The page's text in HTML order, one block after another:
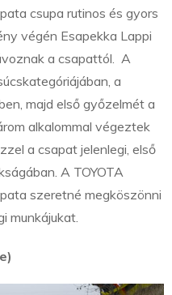
csupa rutinos és gyors
végén Esapekka Lappi
a csapattól. A
a
majd első győzelmét a
alkalommal végeztek
a csapat jelenlegi, első
A TOYOTA
szeretné megköszönni
munkájukat.